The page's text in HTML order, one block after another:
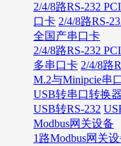
2/4/8路RS-232
口卡 2/4/8路RS-
全国产串口卡
2/4/8路RS-232
多串口卡 2/4/8路
M.2与Minipcie串
USB转串口转换器
USB转RS-232
Modbus网关设备
1路Modbus网关